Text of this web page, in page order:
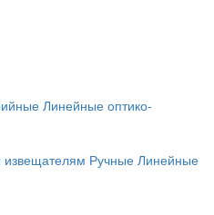
Линейные оптико-
извещателям Ручные Линейные